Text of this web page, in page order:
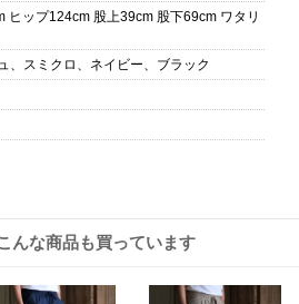
ヒップ124cm 股上39cm 股下69cm ワタリ
、スミクロ、ネイビー、ブラック
んな商品も買っています